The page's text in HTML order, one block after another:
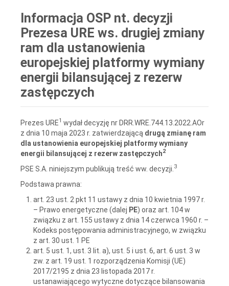
Informacja OSP nt. decyzji
Prezesa URE ws. drugiej zmiany
ram dla ustanowienia
europejskiej platformy wymiany
energii bilansującej z rezerw
zastępczych
Prezes URE1 wydał decyzję nr DRR.WRE.744.13.2022.AOr
z dnia 10 maja 2023 r. zatwierdzającą drugą zmianę ram
dla ustanowienia europejskiej platformy wymiany
energii bilansującej z rezerw zastępczych2
PSE S.A. niniejszym publikują treść ww. decyzji. 3
Podstawa prawna:
art. 23 ust. 2 pkt 11 ustawy z dnia 10 kwietnia 1997 r.
– Prawo energetyczne (dalej PE) oraz art. 104 w
związku z art. 155 ustawy z dnia 14 czerwca 1960 r. –
Kodeks postępowania administracyjnego, w związku
z art. 30 ust. 1 PE
art. 5 ust. 1, ust. 3 lit. a), ust. 5 i ust. 6, art. 6 ust. 3 w
zw. z art. 19 ust. 1 rozporządzenia Komisji (UE)
2017/2195 z dnia 23 listopada 2017 r.
ustanawiającego wytyczne dotyczące bilansowania